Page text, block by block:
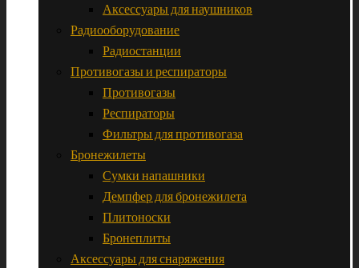
Аксессуары для наушников
Радиооборудование
Радиостанции
Противогазы и респираторы
Противогазы
Респираторы
Фильтры для противогаза
Бронежилеты
Сумки напашники
Демпфер для бронежилета
Плитоноски
Бронеплиты
Аксессуары для снаряжения